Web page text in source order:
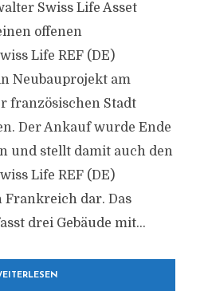
Swiss Life Asset
offenen
Life REF (DE)
Neubauprojekt am
französischen Stadt
Der Ankauf wurde Ende
und stellt damit auch den
Life REF (DE)
Frankreich dar. Das
drei Gebäude mit...